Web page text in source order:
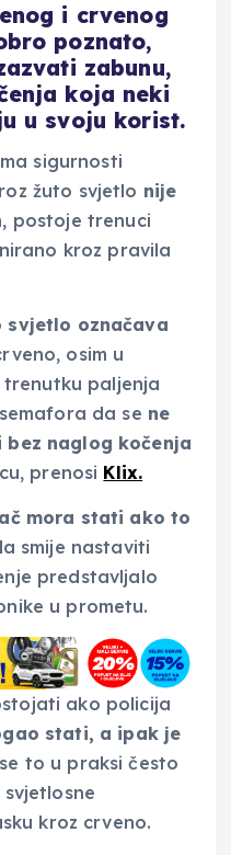
i crvenog
poznato,
zabunu,
koja neki
u svoju korist.
sigurnosti
žuto svjetlo nije
postoje trenuci
kroz pravila
svjetlo označava
osim u
paljenja
da se ne
naglog kočenja
prenosi Klix.
mora stati ako to
smije nastaviti
predstavljalo
u prometu.
ako policija
stati, a ipak je
to u praksi često
kroz crveno.